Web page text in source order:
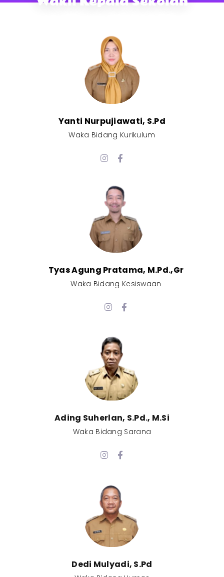
Yanti Nurpujiawati, S.Pd
Waka Bidang Kurikulum
Tyas Agung Pratama, M.Pd.,Gr​
Waka Bidang Kesiswaan​
Ading Suherlan, S.Pd., M.Si​
Waka Bidang Sarana​
Dedi Mulyadi, S.Pd​